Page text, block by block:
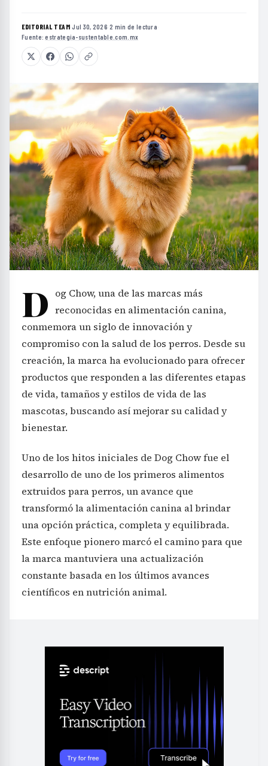
EDITORIAL TEAM·Jul 30, 2026·2 min de lectura·
Fuente:estrategia-sustentable.com.mx
D og Chow, una de las marcas más
reconocidas en alimentación canina,
conmemora un siglo de innovación y
compromiso con la salud de los perros. Desde su
creación, la marca ha evolucionado para ofrecer
productos que responden a las diferentes etapas
de vida, tamaños y estilos de vida de las
mascotas, buscando así mejorar su calidad y
bienestar.
Uno de los hitos iniciales de Dog Chow fue el
desarrollo de uno de los primeros alimentos
extruidos para perros, un avance que
transformó la alimentación canina al brindar
una opción práctica, completa y equilibrada.
Este enfoque pionero marcó el camino para que
la marca mantuviera una actualización
constante basada en los últimos avances
científicos en nutrición animal.